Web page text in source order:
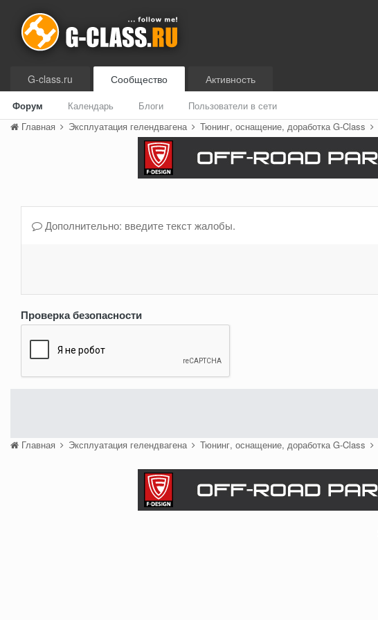
G-class.ru Сообщество
Форум Календарь Блоги Пользователи в сети
Активность
Главная Эксплуатация гелендвагена Тюнинг, оснащение, доработка G-Class
Дополнительно: введите текст жалобы.
Проверка безопасности
Главная Эксплуатация гелендвагена Тюнинг, оснащение, доработка G-Class